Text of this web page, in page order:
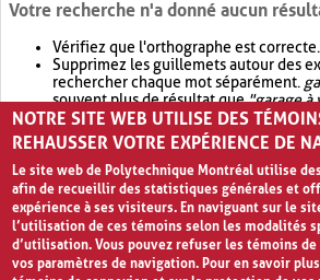
Votre recherche n'a donné aucun
Vérifiez que l'orthographe est correcte.
Supprimez les guillemets autour des
rechercher chaque mot séparément.
souvent plus de résultat que"garage à
Envisagez d'élargir votre recherche
retournera souvent plus de résultat
NOTRE SITE WEB UTILISE DES
REHAUSSER VOTRE EXPÉRIENCE DE
Le site web de Polytechnique Montréal utilise
afin de recueillir des statistiques générales et
expérience à ses visiteurs. En naviguant sur le
l’utilisation de ces témoins selon les modalités
d’utilisation. Vous pouvez refuser les témoins
vos paramètres de navigation. Pour en savoir